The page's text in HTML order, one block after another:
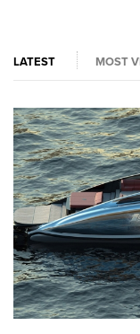
LATEST MOST